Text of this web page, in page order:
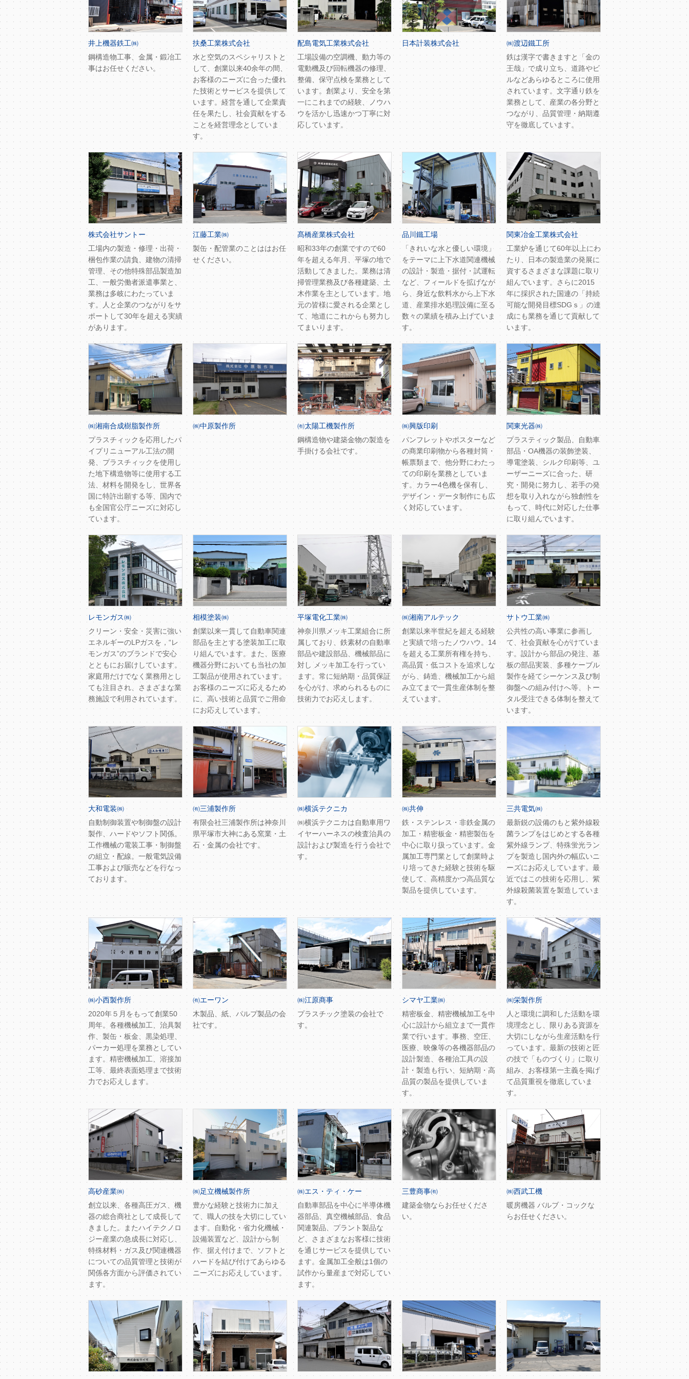
井上機器鉄工㈱
鋼構造物工事、金属・鍛冶工
事はお任せください。
扶桑工業株式会社
水と空気のスペシャリストと
して、創業以来40余年の間、
お客様のニーズに合った優れ
た技術とサービスを提供して
います。経営を通して企業責
任を果たし、社会貢献をする
ことを経営理念としていま
す。
配島電気工業株式会社
工場設備の空調機、動力等の
電動機及び回転機器の修理、
整備、保守点検を業務として
います。創業より、安全を第
一にこれまでの経験、ノウハ
ウを活かし迅速かつ丁寧に対
応しています。
日本計装株式会社
㈱渡辺鐵工所
鉄は漢字で書きますと「金の
王哉」で成り立ち、道路やビ
ルなどあらゆるところに使用
されています。文字通り鉄を
業務として、産業の各分野と
つながり、品質管理・納期遵
守を徹底しています。
株式会社サントー
工場内の製造・修理・出荷・
梱包作業の請負、建物の清掃
管理、その他特殊部品製造加
工、一般労働者派遣事業と、
業務は多岐にわたっていま
す。人と企業のつながりをサ
ポートして30年を超える実績
があります。
江藤工業㈱
製缶・配管業のことははお任
せください。
髙橋産業株式会社
昭和33年の創業ですので60
年を超える年月、平塚の地で
活動してきました。業務は清
掃管理業務及び各種建築、土
木作業を主としています。地
元の皆様に愛される企業とし
て、地道にこれからも努力し
てまいります。
品川鐵工場
「きれいな水と優しい環境」
をテーマに上下水道関連機械
の設計・製造・据付・試運転
など、フィールドを拡げなが
ら、身近な飲料水から上下水
道、産業排水処理設備に至る
数々の業績を積み上げていま
す。
関東冶金工業株式会社
工業炉を通じて60年以上にわ
たり、日本の製造業の発展に
資するさまざまな課題に取り
組んでいます。さらに2015
年に採択された国連の「持続
可能な開発目標SDGｓ」の達
成にも業務を通じて貢献して
います。
㈱湘南合成樹脂製作所
プラスチィックを応用したパ
イプリニューアル工法の開
発、プラスチィックを使用し
た地下構造物等に使用する工
法、材料を開発をし、世界各
国に特許出願する等、国内で
も全国官公庁ニーズに対応し
ています。
㈱中原製作所
㈲太陽工機製作所
鋼構造物や建築金物の製造を
手掛ける会社です。
㈱興版印刷
パンフレットやポスターなど
の商業印刷物から各種封筒・
帳票類まで、他分野にわたっ
ての印刷を業務としていま
す。カラー4色機を保有し、
デザイン・データ制作にも広
く対応しています。
関東光器㈱
プラスティック製品、自動車
部品・OA機器の装飾塗装、
導電塗装、シルク印刷等、ユ
ーザーニーズに合った、研
究・開発に努力し、若手の発
想を取り入れながら独創性を
もって、時代に対応した仕事
に取り組んでいます。
レモンガス㈱
クリーン・安全・災害に強い
エネルギーのLPガスを，“レ
モンガス”のブランドで安心
とともにお届けしています。
家庭用だけでなく業務用とし
ても注目され、さまざまな業
務施設で利用されています。
相模塗装㈱
創業以来一貫して自動車関連
部品を主とする塗装加工に取
り組んでいます。また、医療
機器分野においても当社の加
工製品が使用されています。
お客様のニーズに応えるため
に、高い技術と品質でご用命
にお応えしています。
平塚電化工業㈱
神奈川県メッキ工業組合に所
属しており、鉄素材の自動車
部品や建設部品、機械部品に
対し メッキ加工を行ってい
ます。常に短納期・品質保証
を心がけ、求められるものに
技術力でお応えします。
㈱湘南アルテック
創業以来半世紀を超える経験
と実績で培ったノウハウ。14
を超える工業所有権を持ち、
高品質・低コストを追求しな
がら、鋳造、機械加工から組
み立てまで一貫生産体制を整
えています。
サトウ工業㈱
公共性の高い事業に参画し
て、社会貢献を心がけていま
す。設計から部品の発注、基
板の部品実装、多種ケーブル
製作を経てシーケンス及び制
御盤への組み付けへ等、トー
タル受注できる体制を整えて
います。
大和電装㈱
自動制御装置や制御盤の設計
製作、ハードやソフト関係。
工作機械の電装工事・制御盤
の組立・配線。一般電気設備
工事および販売などを行なっ
ております。
㈲三浦製作所
有限会社三浦製作所は神奈川
県平塚市大神にある窯業・土
石・金属の会社です。
㈱横浜テクニカ
㈱横浜テクニカは自動車用ワ
イヤーハーネスの検査治具の
設計および製造を行う会社で
す。
㈱共伸
鉄・ステンレス・非鉄金属の
加工・精密板金・精密製缶を
中心に取り扱っています。金
属加工専門業として創業時よ
り培ってきた経験と技術を駆
使して、高精度かつ高品質な
製品を提供しています。
三共電気㈱
最新鋭の設備のもと紫外線殺
菌ランプをはじめとする各種
紫外線ランプ、特殊蛍光ラン
プを製造し国内外の幅広いニ
ーズにお応えしています。最
近ではこの技術を応用し、紫
外線殺菌装置を製造していま
す。
㈱小西製作所
2020年５月をもって創業50
周年。各種機械加工、治具製
作、製缶・板金、黒染処理、
パーカー処理を業務としてい
ます。精密機械加工、溶接加
工等、最終表面処理まで技術
力でお応えします。
㈲エーワン
木製品、紙、パルプ製品の会
社です。
㈱江原商事
プラスチック塗装の会社で
す。
シマヤ工業㈱
精密板金、精密機械加工を中
心に設計から組立まで一貫作
業で行います。事務、空圧、
医療、映像等の各機器部品の
設計製造、各種治工具の設
計・製造も行い、短納期・高
品質の製品を提供していま
す。
㈱栄製作所
人と環境に調和した活動を環
境理念とし、限りある資源を
大切にしながら生産活動を行
っています。最新の技術と匠
の技で「ものづくり」に取り
組み、お客様第一主義を掲げ
て品質重視を徹底していま
す。
高砂産業㈱
創立以来、各種高圧ガス、機
器の総合商社として成長して
きました。またハイテクノロ
ジー産業の急成長に対応し、
特殊材料・ガス及び関連機器
についての品質管理と技術が
関係各方面から評価されてい
ます。
㈱足立機械製作所
豊かな経験と技術力に加え
て、職人の技を大切にしてい
ます。自動化・省力化機械・
設備装置など、設計から制
作、据え付けまで、ソフトと
ハードを結び付けてあらゆる
ニーズにお応えしています。
㈱エス・ティ・ケー
自動車部品を中心に半導体機
器部品、真空機械部品、食品
関連製品、プラント製品な
ど、さまざまなお客様に技術
を通じサービスを提供してい
ます。金属加工全般は1個の
試作から量産まで対応してい
ます。
三豊商事㈲
建築金物ならお任せくださ
い。
㈱西武工機
暖房機器 バルブ・コックな
らお任せください。